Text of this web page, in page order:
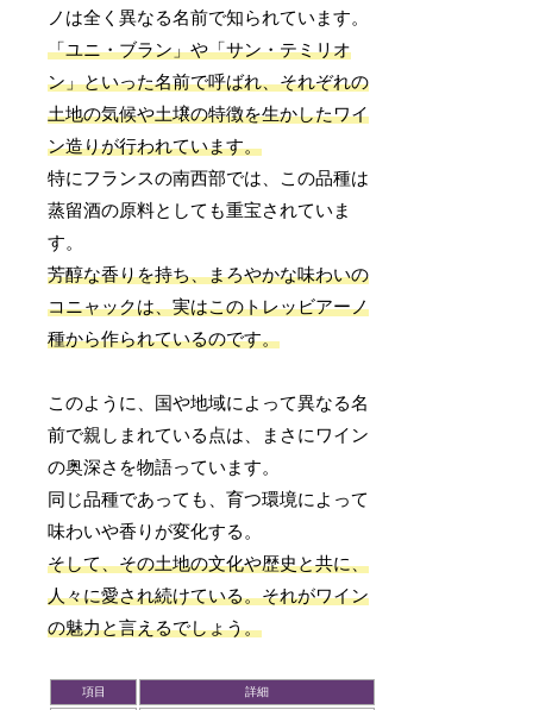
ノは全く異なる名前で知られています。
「ユニ・ブラン」や「サン・テミリオ
ン」といった名前で呼ばれ、それぞれの
土地の気候や土壌の特徴を生かしたワイ
ン造りが行われています。
特にフランスの南西部では、この品種は
蒸留酒の原料としても重宝されていま
す。
芳醇な香りを持ち、まろやかな味わいの
コニャックは、実はこのトレッビアーノ
種から作られているのです。
このように、国や地域によって異なる名
前で親しまれている点は、まさにワイン
の奥深さを物語っています。
同じ品種であっても、育つ環境によって
味わいや香りが変化する。
そして、その土地の文化や歴史と共に、
人々に愛され続けている。それがワイン
の魅力と言えるでしょう。
項目 詳細